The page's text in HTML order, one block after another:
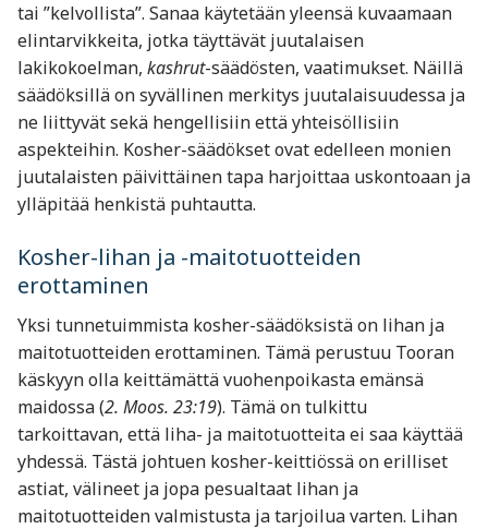
tai ”kelvollista”. Sanaa käytetään yleensä kuvaamaan
elintarvikkeita, jotka täyttävät juutalaisen
lakikokoelman, kashrut-säädösten, vaatimukset. Näillä
säädöksillä on syvällinen merkitys juutalaisuudessa ja
ne liittyvät sekä hengellisiin että yhteisöllisiin
aspekteihin. Kosher-säädökset ovat edelleen monien
juutalaisten päivittäinen tapa harjoittaa uskontoaan ja
ylläpitää henkistä puhtautta.
Kosher-lihan ja -maitotuotteiden
erottaminen
Yksi tunnetuimmista kosher-säädöksistä on lihan ja
maitotuotteiden erottaminen. Tämä perustuu Tooran
käskyyn olla keittämättä vuohenpoikasta emänsä
maidossa (2. Moos. 23:19). Tämä on tulkittu
tarkoittavan, että liha- ja maitotuotteita ei saa käyttää
yhdessä. Tästä johtuen kosher-keittiössä on erilliset
astiat, välineet ja jopa pesualtaat lihan ja
maitotuotteiden valmistusta ja tarjoilua varten. Lihan